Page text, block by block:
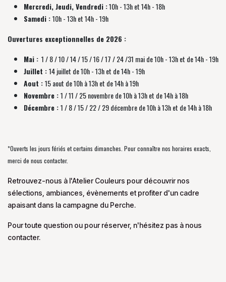
Mercredi, Jeudi, Vendredi :10h - 13h et 14h - 18h
Samedi :10h - 13h et 14h - 19h
Ouvertures exceptionnelles de 2026 :
Mai : 1 / 8 / 10 / 14 / 15 / 16 / 17 / 24 /31 mai de 10h - 13h et de 14h - 19h
Juillet :14 juillet de 10h - 13h et de 14h - 19h
Aout :15 aout de 10h à 13h et de 14h à 19h
Novembre :1 / 11 / 25 novembre de10h à 13h et de 14h à 18h
Décembre :1 / 8 / 15 / 22 / 29 décembrede10h à 13h et de 14h à 18h
*Ouverts les jours fériés et certains dimanches. Pour connaître nos horaires exacts,
merci de nous contacter.
Retrouvez-nous à l'Atelier Couleurs pour découvrir nos
sélections, ambiances, évènements et profiter d'un cadre
apaisant dans la campagne du Perche.
Pour toute question ou pour réserver, n'hésitez pas à nous
contacter.